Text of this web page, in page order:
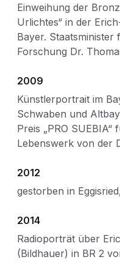
Einweihung der
Urlichtes“ in der
Bayer.
Forschung Dr.
2009
Künstlerportrait im
Schwaben und
Preis „PRO
Lebenswerk von der
2012
gestorben in
2014
Radioporträt über
(Bildhauer) in BR 2